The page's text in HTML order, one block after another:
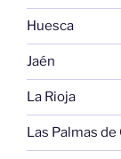
Huesca
Jaén
La Rioja
Las Palmas de